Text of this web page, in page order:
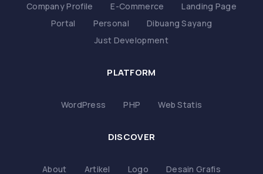
Company Profile E-Commerce
Landing Page
Portal
Personal
Dibuang Sayang
Just Development
PLATFORM
WordPress PHP Web Statis
DISCOVER
About Artikel Logo Desain Grafis